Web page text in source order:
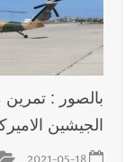
أخبار لبنان بهية
بوفاة الراحل ميشال
بالصور :
الجيشين